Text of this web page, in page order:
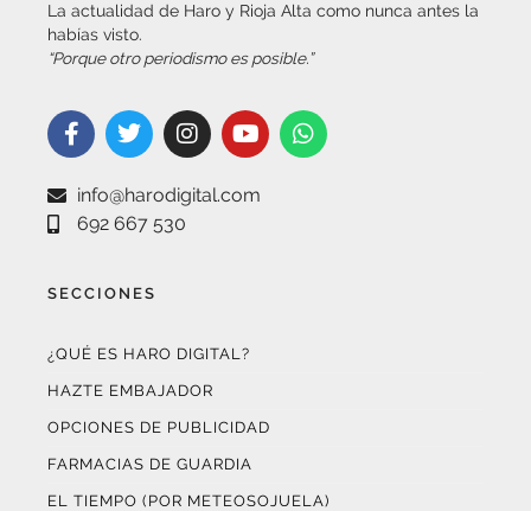
La actualidad de Haro y Rioja Alta como nunca antes la
habías visto.
“Porque otro periodismo es posible.”
info@harodigital.com
692 667 530
SECCIONES
¿QUÉ ES HARO DIGITAL?
HAZTE EMBAJADOR
OPCIONES DE PUBLICIDAD
FARMACIAS DE GUARDIA
EL TIEMPO (POR METEOSOJUELA)